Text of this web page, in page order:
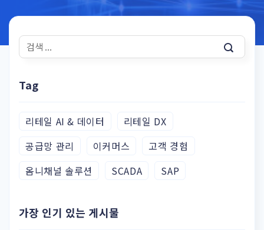
Tag
리테일 AI & 데이터
리테일 DX
공급망 관리
이커머스
고객 경험
옴니채널 솔루션
SCADA SAP
가장 인기 있는 게시물